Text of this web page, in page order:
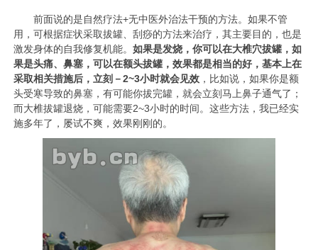
前面说的是自然疗法+无中医外治法干预的方法。如果不管
用，可根据症状采取拔罐、刮痧的方法来治疗，其主要目的，也是
激发身体的自我修复机能。如果是发烧，你可以在大椎穴拔罐，如
果是头痛、鼻塞，可以在额头拔罐，效果都是相当的好，基本上在
采取相关措施后，立刻－2~3小时就会见效 ，比如说，如果你是额
头受寒导致的鼻塞，有可能你拔完罐，就会立刻马上鼻子通气了；
而大椎拔罐退烧，可能需要2~3小时的时间。这些方法，我已经实
施多年了，屡试不爽，效果刚刚的。